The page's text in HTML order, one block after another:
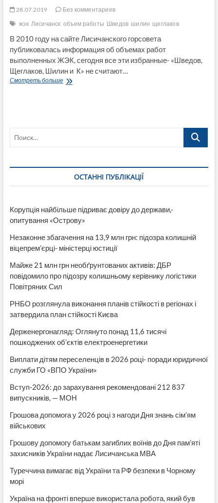
28.07.2019
Без комментариев
жэк Лисичанск объем работы Шведов шилин щеглаков
В 2010 году на сайте Лисичанского горсовета
публиковалась информация об объемах работ
выполненных ЖЭК, сегодня все эти избранные- «Шведов,
Щеглаков, Шилин и К» не считают…
Смотреть большеВ
объемах
работ
выполненных
все
эти
«Шведов,
Щеглаков,
и
К»
не
информировать
громаду
Поиск…
ОСТАННІ ПУБЛІКАЦІЇ
Корупція найбільше підриває довіру до держави,-
опитування «Острову»
Незаконне збагачення на 13,9 млн грн: підозра колишній
віцепрем’єрці- міністерці юстиції
Майже 21 млн грн необґрунтованих активів: ДБР
повідомило про підозру колишньому керівнику логістики
Повітряних Сил
РНБО розглянула виконання планів стійкості в регіонах і
затвердила план стійкості Києва
Держенергонагляд: Оглянуто понад 11,6 тисячі
пошкоджених об’єктів електроенергетики
Виплати дітям переселенців в 2026 році- поради юридичної
служби ГО «ВПО України»
Вступ-2026: до зарахування рекомендовані 212 837
випускників, — МОН
Грошова допомога у 2026 році з нагоди Дня знань сім’ям
військових
Грошову допомогу батькам загиблих воїнів до Дня пам’яті
захисників України надає Лисичанська МВА
Туреччина вимагає від України та РФ безпеки в Чорному
морі
Україна на фронті вперше використала робота, який був